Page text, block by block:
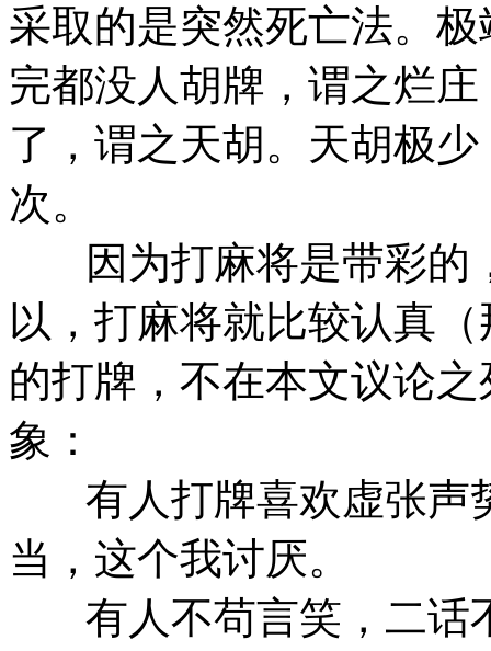
采取的是突然死亡法。
完都没人胡牌，谓之烂
了，谓之天胡。天胡极
次。
因为打麻将是带彩的
以，打麻将就比较认真
的打牌，不在本文议论
象：
有人打牌喜欢虚张声
当，这个我讨厌。
有人不苟言笑，二话